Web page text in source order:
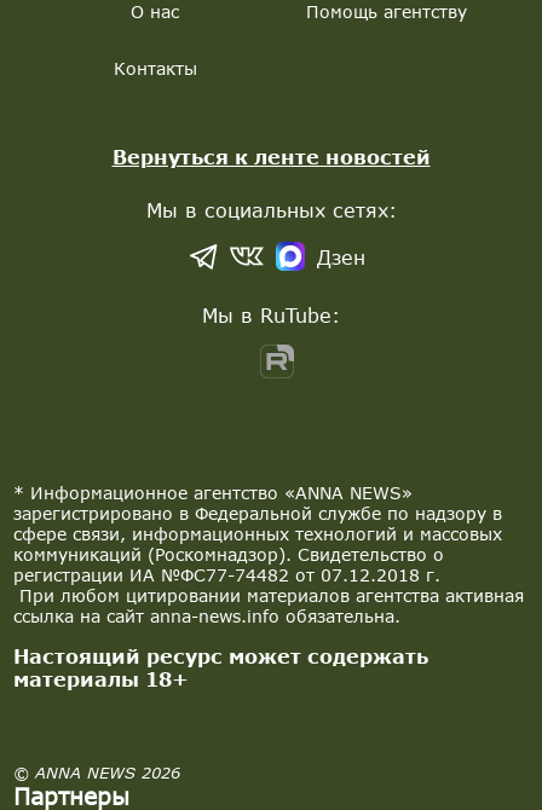
* Информационное агентство «ANNA NEWS»
зарегистрировано в Федеральной службе по надзору в
сфере связи, информационных технологий и массовых
коммуникаций (Роскомнадзор). Свидетельство о
регистрации ИА №ФС77-74482 от 07.12.2018 г.
При любом цитировании материалов агентства активная
ссылка на сайт anna-news.info обязательна.
Настоящий ресурс может содержать
материалы 18+
© ANNA NEWS 2026
Партнеры
О нас Помощь агентству
Контакты
Вернуться к ленте новостей
Мы в социальных сетях:
Дзен
Мы в RuTube: